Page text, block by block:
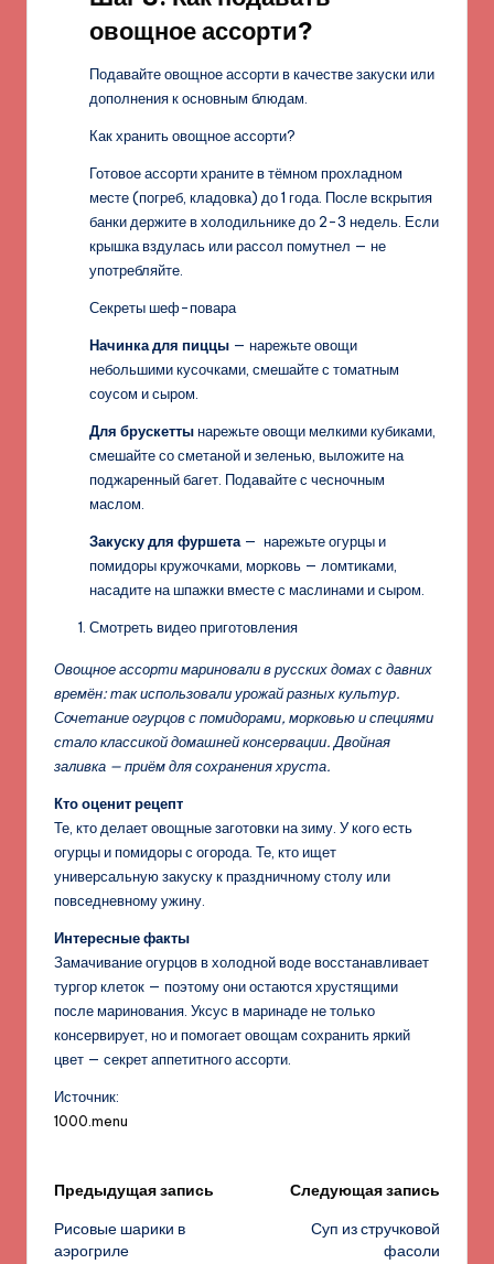
овощное ассорти?
Подавайте овощное ассорти в качестве закуски или
дополнения к основным блюдам.
Как хранить овощное ассорти?
Готовое ассорти храните в тёмном прохладном
месте (погреб, кладовка) до 1 года. После вскрытия
банки держите в холодильнике до 2-3 недель. Если
крышка вздулась или рассол помутнел — не
употребляйте.
Секреты шеф-повара
Начинка для пиццы — нарежьте овощи
небольшими кусочками, смешайте с томатным
соусом и сыром.
Для брускеттынарежьте овощи мелкими кубиками,
смешайте со сметаной и зеленью, выложите на
поджаренный багет. Подавайте с чесночным
маслом.
Закуску для фуршета — нарежьте огурцы и
помидоры кружочками, морковь — ломтиками,
насадите на шпажки вместе с маслинами и сыром.
Смотреть видео приготовления
Овощное ассорти мариновали в русских домах с давних
времён: так использовали урожай разных культур.
Сочетание огурцов с помидорами, морковью и специями
стало классикой домашней консервации. Двойная
заливка — приём для сохранения хруста.
Кто оценит рецепт
Те, кто делает овощные заготовки на зиму. У кого есть
огурцы и помидоры с огорода. Те, кто ищет
универсальную закуску к праздничному столу или
повседневному ужину.
Интересные факты
Замачивание огурцов в холодной воде восстанавливает
тургор клеток — поэтому они остаются хрустящими
после маринования. Уксус в маринаде не только
консервирует, но и помогает овощам сохранить яркий
цвет — секрет аппетитного ассорти.
Источник:
1000.menu
Навигация
записи
Предыдущая запись
Рисовые шарики в
аэрогриле
Следующая запись
Суп из стручковой
фасоли